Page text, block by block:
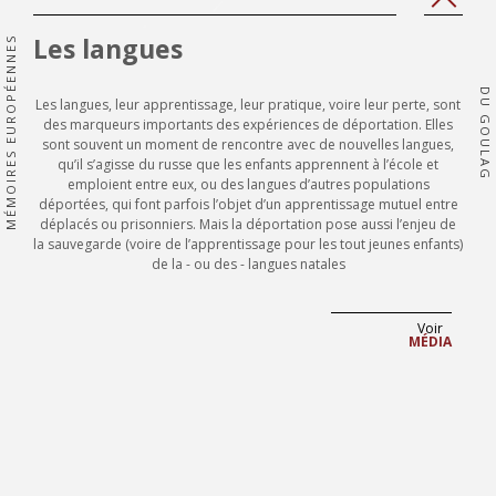
MÉMOIRES EUROPÉENNES DU GOULAG
page'|t
Les langues
Les langues, leur apprentissage, leur pratique, voire leur perte, sont
des marqueurs importants des expériences de déportation. Elles
sont souvent un moment de rencontre avec de nouvelles langues,
qu’il s’agisse du russe que les enfants apprennent à l’école et
emploient entre eux, ou des langues d’autres populations
déportées, qui font parfois l’objet d’un apprentissage mutuel entre
déplacés ou prisonniers. Mais la déportation pose aussi l’enjeu de
la sauvegarde (voire de l’apprentissage pour les tout jeunes enfants)
de la - ou des - langues natales
Voir
MÉDIA